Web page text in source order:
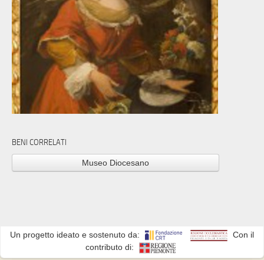
BENI CORRELATI
Museo Diocesano
Un progetto ideato e sostenuto da:
Con il
contributo di: